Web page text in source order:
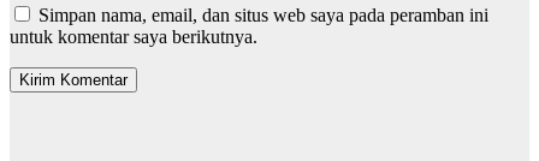
Simpan nama, email, dan situs web saya pada peramban ini
untuk komentar saya berikutnya.